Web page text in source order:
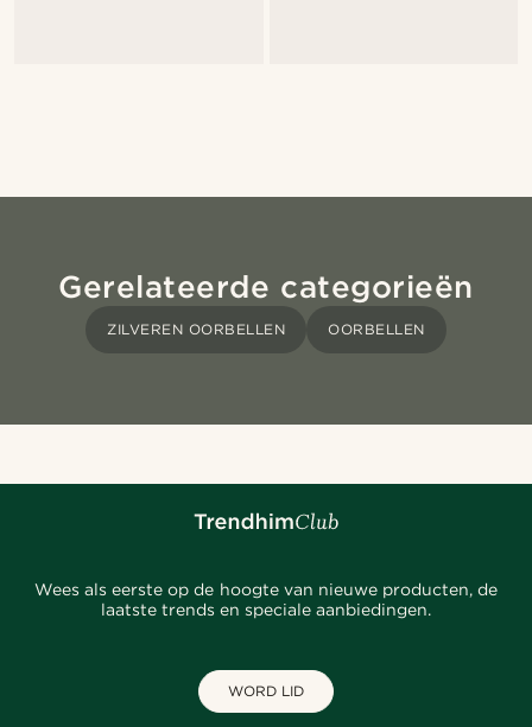
Gerelateerde categorieën
ZILVEREN OORBELLEN OORBELLEN
Wees als eerste op de hoogte van nieuwe producten, de
laatste trends en speciale aanbiedingen.
WORD LID